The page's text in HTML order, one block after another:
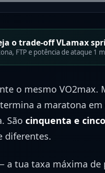
o trade-off VLamax
FTP e potência de ataque 1
o mesmo VO2max.
a maratona
São cinquenta e
diferentes.
a tua taxa máxima de